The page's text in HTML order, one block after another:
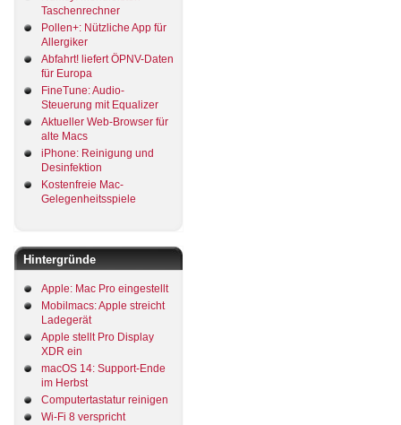
Taschenrechner
Pollen+: Nützliche App für
Allergiker
Abfahrt! liefert ÖPNV-Daten
für Europa
FineTune: Audio-
Steuerung mit Equalizer
Aktueller Web-Browser für
alte Macs
iPhone: Reinigung und
Desinfektion
Kostenfreie Mac-
Gelegenheitsspiele
Hintergründe
Apple: Mac Pro eingestellt
Mobilmacs: Apple streicht
Ladegerät
Apple stellt Pro Display
XDR ein
macOS 14: Support-Ende
im Herbst
Computertastatur reinigen
Wi-Fi 8 verspricht